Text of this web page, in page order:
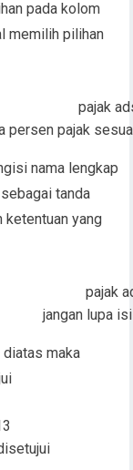
pada kolom
memilih pilihan
persen pajak
nama lengkap
tanda
ketentuan yang
jangan lupa
diatas maka